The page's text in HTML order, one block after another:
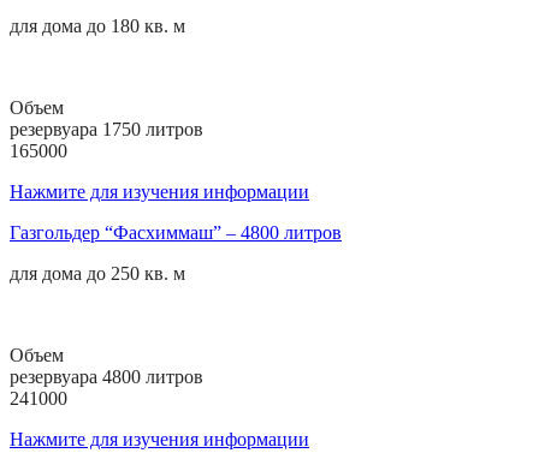
для дома до 180 кв. м
Объем
резервуара 1750 литров
165000
Нажмите для изучения информации
Газгольдер “Фасхиммаш” – 4800 литров
для дома до 250 кв. м
Объем
резервуара 4800 литров
241000
Нажмите для изучения информации